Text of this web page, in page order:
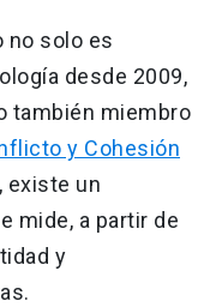
no solo es
desde 2009,
también miembro
y Cohesión
existe un
mide, a partir de
y